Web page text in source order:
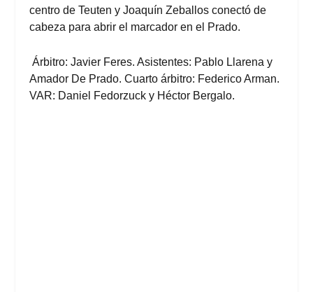
centro de Teuten y Joaquín Zeballos conectó de
cabeza para abrir el marcador en el Prado.
Árbitro: Javier Feres. Asistentes: Pablo Llarena y
Amador De Prado. Cuarto árbitro: Federico Arman.
VAR: Daniel Fedorzuck y Héctor Bergalo.